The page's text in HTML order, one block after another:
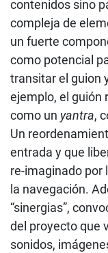
contenidos sino
compleja de
un fuerte
como potencial
transitar el guion
ejemplo, el guión
como un yantra,
Un
entrada y que
re-imaginado por
la navegación.
“sinergias”,
del proyecto que
sonidos,